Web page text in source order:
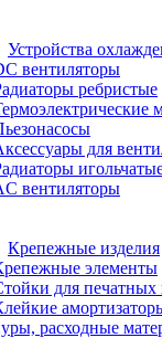
Устройства
вентиляторы
ребристые
для
вентиляторы
Крепежные изделия
элементы
для печатных
расходные